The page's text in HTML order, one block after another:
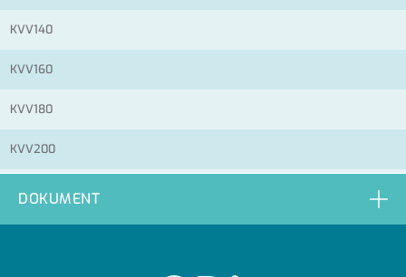
KVV140
KVV160
KVV180
KVV200
KVV280
DOKUMENT